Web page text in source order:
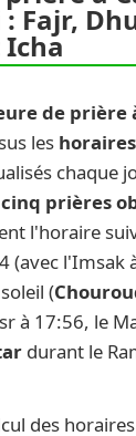
Fajr,
de prière
les
chaque
cinq prières
l'horaire
(avec l'Imsak
(
à 17:56, le
durant le
des